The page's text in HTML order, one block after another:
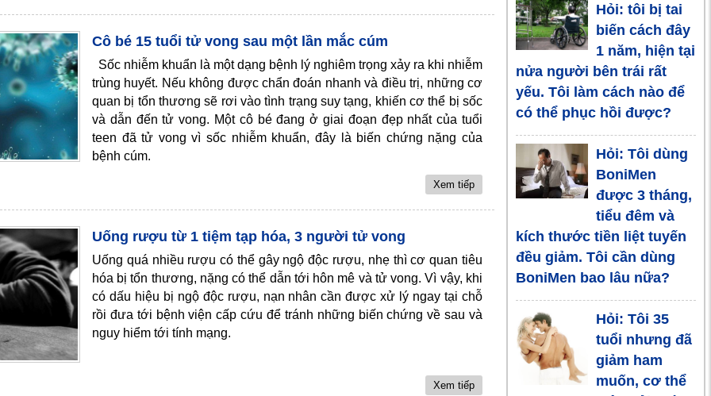
Cô bé 15 tuổi tử vong sau một lần mắc cúm
Sốc nhiễm khuẩn là một dạng bệnh lý nghiêm trọng xảy ra khi nhiễm
trùng huyết. Nếu không được chẩn đoán nhanh và điều trị, những cơ
quan bị tổn thương sẽ rơi vào tình trạng suy tạng, khiến cơ thể bị sốc
và dẫn đến tử vong. Một cô bé đang ở giai đoạn đẹp nhất của tuổi
teen đã tử vong vì sốc nhiễm khuẩn, đây là biến chứng nặng của
bệnh cúm.
Xem tiếp
Uống rượu từ 1 tiệm tạp hóa, 3 người tử vong
Uống quá nhiều rượu có thể gây ngộ độc rượu, nhẹ thì cơ quan tiêu
hóa bị tổn thương, nặng có thể dẫn tới hôn mê và tử vong. Vì vậy, khi
có dấu hiệu bị ngộ độc rượu, nạn nhân cần được xử lý ngay tại chỗ
rồi đưa tới bệnh viện cấp cứu để tránh những biến chứng về sau và
nguy hiểm tới tính mạng.
Xem tiếp
Hỏi: tôi bị tai
biến cách đây
1 năm, hiện tại
nửa người bên trái rất
yếu. Tôi làm cách nào để
có thể phục hồi được?
Hỏi: Tôi dùng
BoniMen
được 3 tháng,
tiểu đêm và
kích thước tiền liệt tuyến
đều giảm. Tôi cần dùng
BoniMen bao lâu nữa?
Hỏi: Tôi 35
tuổi nhưng đã
giảm ham
muốn, cơ thể